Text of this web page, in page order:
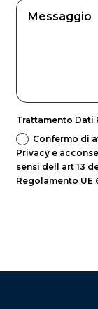
Trattamento Dati
Confermo di
Privacy e
sensi dell art 13
Regolamento UE